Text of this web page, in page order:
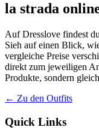
la strada
Auf Dresslove findest
Sieh auf einen Blick,
vergleiche Preise
direkt zum jeweiligen
Produkte, sondern
← Zu den Outfits
Quick Links